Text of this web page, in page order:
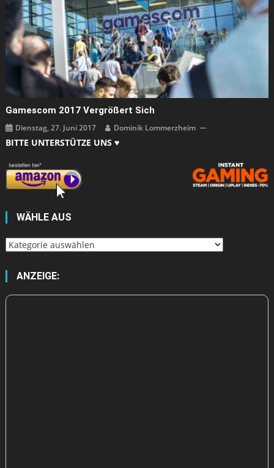
Gamescom 2017 Vergrößert Sich
Dienstag, 27. Juni 2017 Dominik Lommerzheim
BITTE UNTERSTÜTZE UNS ♥
WÄHLE AUS
Wähle
ANZEIGE: